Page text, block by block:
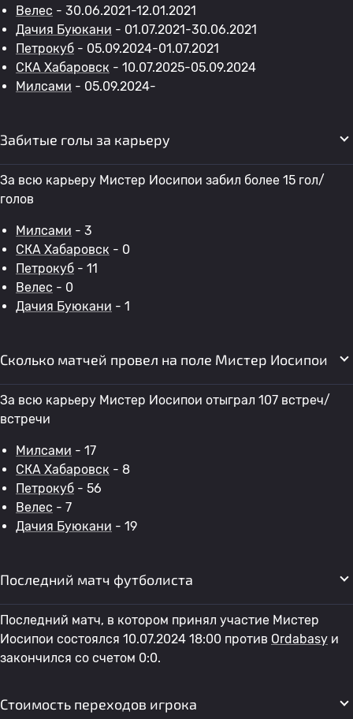
Велес - 30.06.2021-12.01.2021
Дачия Буюкани - 01.07.2021-30.06.2021
Петрокуб - 05.09.2024-01.07.2021
СКА Хабаровск - 10.07.2025-05.09.2024
Милсами - 05.09.2024-
Забитые голы за карьеру
За всю карьеру Мистер Иосипои забил более 15 гол/
голов
Милсами - 3
СКА Хабаровск - 0
Петрокуб - 11
Велес - 0
Дачия Буюкани - 1
Сколько матчей провел на поле Мистер Иосипои
За всю карьеру Мистер Иосипои отыграл 107 встреч/
встречи
Милсами - 17
СКА Хабаровск - 8
Петрокуб - 56
Велес - 7
Дачия Буюкани - 19
Последний матч футболиста
Последний матч, в котором принял участие Мистер
Иосипои состоялся 10.07.2024 18:00 против Ordabasy и
закончился со счетом 0:0.
Стоимость переходов игрока